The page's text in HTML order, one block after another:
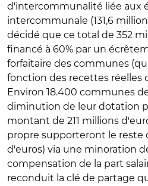
d'intercommunalité liée aux
intercommunale (131,6
décidé que ce total de 352
financé à 60% par un
forfaitaire des communes
fonction des recettes réelles
Environ 18.400 communes
diminution de leur dotation
montant de 211 millions
propre supporteront le reste
d'euros) via une minoration
compensation de la part
reconduit la clé de partage